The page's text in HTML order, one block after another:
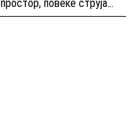
простор, повеќе струја...